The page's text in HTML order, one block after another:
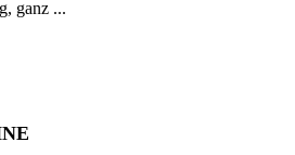
ganz ...